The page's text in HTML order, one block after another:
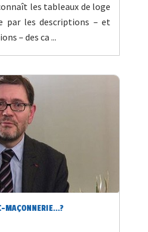
les tableaux de loge
par les descriptions – et
– des ca ...
MAÇONNERIE...?